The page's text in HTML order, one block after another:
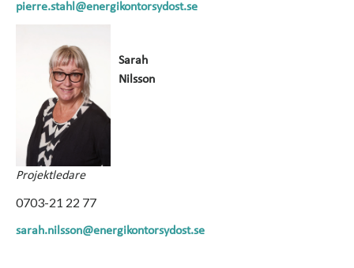
pierre.stahl@energikontorsydost.se
Sarah
Nilsson
Projektledare
0703-21 22 77
sarah.nilsson@energikontorsydost.se